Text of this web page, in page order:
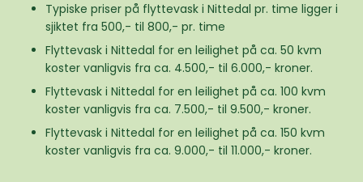
Typiske priser på flyttevask i Nittedal pr. time ligger i
sjiktet fra 500,- til 800,- pr. time
Flyttevask i Nittedal for en leilighet på ca. 50 kvm
koster vanligvis fra ca. 4.500,- til 6.000,- kroner.
Flyttevask i Nittedal for en leilighet på ca. 100 kvm
koster vanligvis fra ca. 7.500,- til 9.500,- kroner.
Flyttevask i Nittedal for en leilighet på ca. 150 kvm
koster vanligvis fra ca. 9.000,- til 11.000,- kroner.